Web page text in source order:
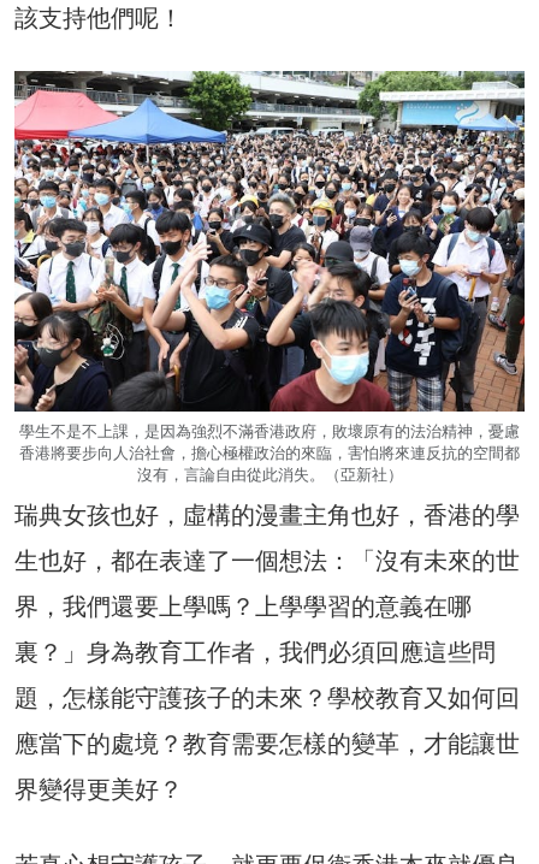
該支持他們呢！
學生不是不上課，是因為強烈不滿香港政府，敗壞原有的法治精神，憂慮
香港將要步向人治社會，擔心極權政治的來臨，害怕將來連反抗的空間都
沒有，言論自由從此消失。（亞新社）
瑞典女孩也好，虛構的漫畫主角也好，香港的學
生也好，都在表達了一個想法：「沒有未來的世
界，我們還要上學嗎？上學學習的意義在哪
裏？」身為教育工作者，我們必須回應這些問
題，怎樣能守護孩子的未來？學校教育又如何回
應當下的處境？教育需要怎樣的變革，才能讓世
界變得更美好？